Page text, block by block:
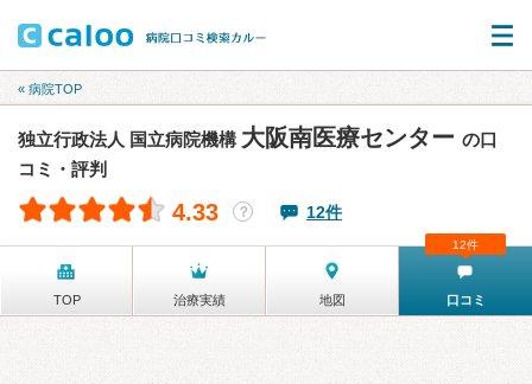
« 病院TOP
独立行政法人 国立病院機構 大阪南医療センター の口
コミ・評判
4.33 ？ 12件
TOP 治療実績 地図 口コミ
12件